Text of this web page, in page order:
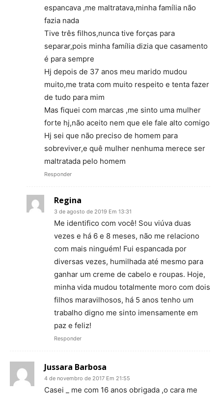
espancava ,me maltratava,minha família não
fazia nada
Tive três filhos,nunca tive forças para
separar,pois minha família dizia que casamento
é para sempre
Hj depois de 37 anos meu marido mudou
muito,me trata com muito respeito e tenta fazer
de tudo para mim
Mas fiquei com marcas ,me sinto uma mulher
forte hj,não aceito nem que ele fale alto comigo
Hj sei que não preciso de homem para
sobreviver,e quê mulher nenhuma merece ser
maltratada pelo homem
Responder
Regina
3 de agosto de 2019 Em 13:31
Me identifico com você! Sou viúva duas
vezes e há 6 e 8 meses, não me relaciono
com mais ninguém! Fui espancada por
diversas vezes, humilhada até mesmo para
ganhar um creme de cabelo e roupas. Hoje,
minha vida mudou totalmente moro com dois
filhos maravilhosos, há 5 anos tenho um
trabalho digno me sinto imensamente em
paz e feliz!
Responder
Jussara Barbosa
4 de novembro de 2017 Em 21:55
Casei _ me com 16 anos obrigada ,o cara me